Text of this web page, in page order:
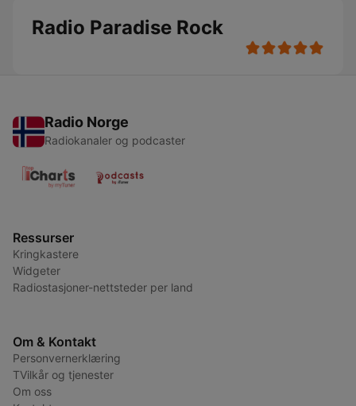
Radio Paradise Rock
Radio Norge
Radiokanaler og podcaster
Ressurser
Kringkastere
Widgeter
Radiostasjoner-nettsteder per land
Om & Kontakt
Personvernerklæring
TVilkår og tjenester
Om oss